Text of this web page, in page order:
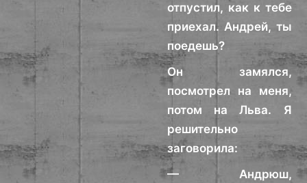
отпустил, как к тебе
приехал. Андрей, ты
поедешь?
Он замялся,
посмотрел на меня,
потом на Льва. Я
решительно
заговорила:
— Андрюш,